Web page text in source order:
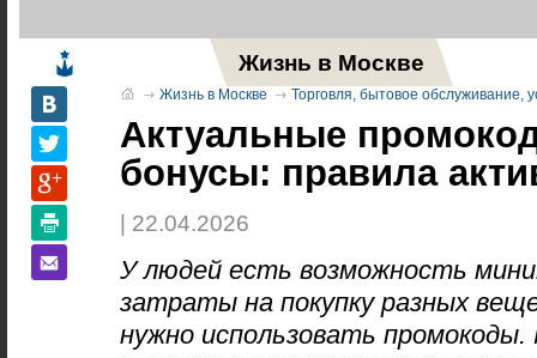
Жизнь в Москве
Жизнь в Москве Торговля, бытовое обслуживание,
Актуальные
бонусы: правила
| 22.04.2026
У людей есть возможность
затраты на покупку разных
нужно использовать